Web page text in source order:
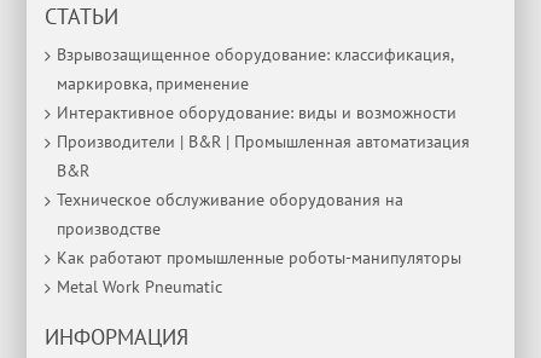
СТАТЬИ
Взрывозащищенное оборудование: классификация,
маркировка, применение
Интерактивное оборудование: виды и возможности
Производители | B&R | Промышленная автоматизация
B&R
Техническое обслуживание оборудования на
производстве
Как работают промышленные роботы-манипуляторы
Metal Work Pneumatic
ИНФОРМАЦИЯ